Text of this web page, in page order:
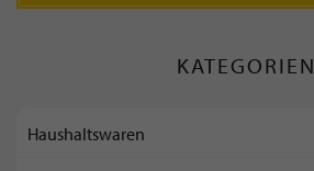
KATEGORIEN
Haushaltswaren